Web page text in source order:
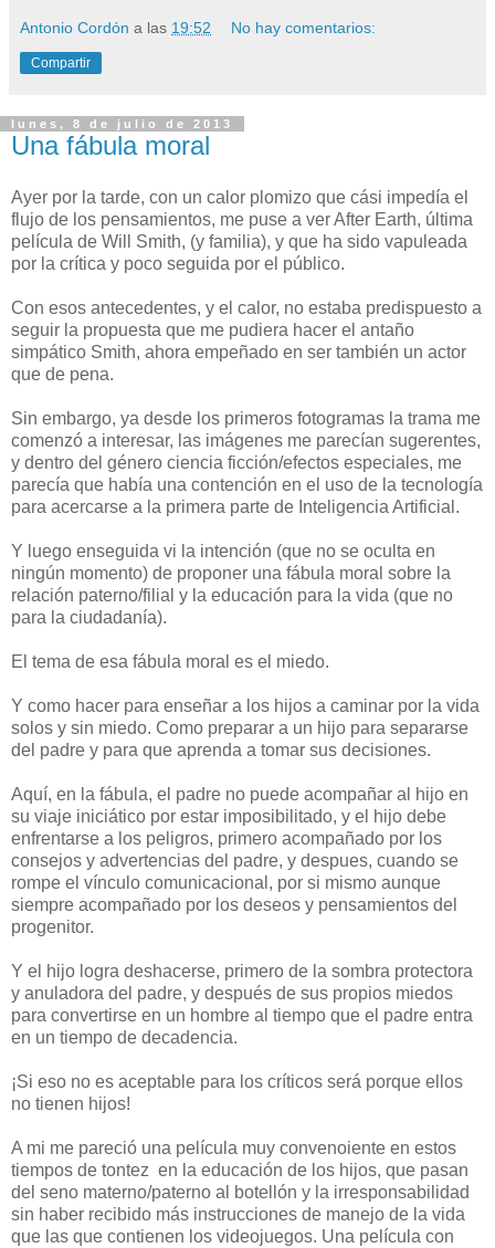
Antonio Cordón a las 19:52 No hay comentarios:
Compartir
lunes, 8 de julio de 2013
Una fábula moral
Ayer por la tarde, con un calor plomizo que cási impedía el
flujo de los pensamientos, me puse a ver After Earth, última
película de Will Smith, (y familia), y que ha sido vapuleada
por la crítica y poco seguida por el público.
Con esos antecedentes, y el calor, no estaba predispuesto a
seguir la propuesta que me pudiera hacer el antaño
simpático Smith, ahora empeñado en ser también un actor
que de pena.
Sin embargo, ya desde los primeros fotogramas la trama me
comenzó a interesar, las imágenes me parecían sugerentes,
y dentro del género ciencia ficción/efectos especiales, me
parecía que había una contención en el uso de la tecnología
para acercarse a la primera parte de Inteligencia Artificial.
Y luego enseguida vi la intención (que no se oculta en
ningún momento) de proponer una fábula moral sobre la
relación paterno/filial y la educación para la vida (que no
para la ciudadanía).
El tema de esa fábula moral es el miedo.
Y como hacer para enseñar a los hijos a caminar por la vida
solos y sin miedo. Como preparar a un hijo para separarse
del padre y para que aprenda a tomar sus decisiones.
Aquí, en la fábula, el padre no puede acompañar al hijo en
su viaje iniciático por estar imposibilitado, y el hijo debe
enfrentarse a los peligros, primero acompañado por los
consejos y advertencias del padre, y despues, cuando se
rompe el vínculo comunicacional, por si mismo aunque
siempre acompañado por los deseos y pensamientos del
progenitor.
Y el hijo logra deshacerse, primero de la sombra protectora
y anuladora del padre, y después de sus propios miedos
para convertirse en un hombre al tiempo que el padre entra
en un tiempo de decadencia.
¡Si eso no es aceptable para los críticos será porque ellos
no tienen hijos!
A mi me pareció una película muy convenoiente en estos
tiempos de tontez en la educación de los hijos, que pasan
del seno materno/paterno al botellón y la irresponsabilidad
sin haber recibido más instrucciones de manejo de la vida
que las que contienen los videojuegos. Una película con